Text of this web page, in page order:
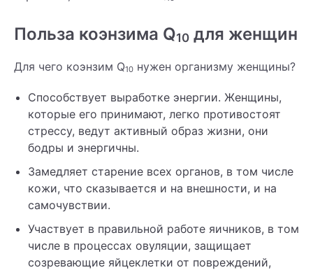
Польза коэнзима Q10 для женщин
Для чего коэнзим Q10 нужен организму женщины?
Способствует выработке энергии. Женщины,
которые его принимают, легко противостоят
стрессу, ведут активный образ жизни, они
бодры и энергичны.
Замедляет старение всех органов, в том числе
кожи, что сказывается и на внешности, и на
самочувствии.
Участвует в правильной работе яичников, в том
числе в процессах овуляции, защищает
созревающие яйцеклетки от повреждений,